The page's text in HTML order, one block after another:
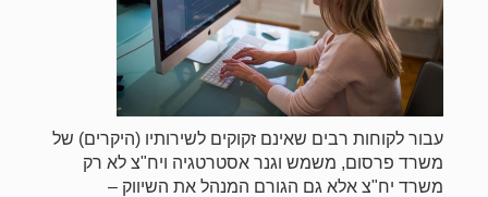
עבור לקוחות רבים שאינם זקוקים לשירותיו (היקרים) של
משרד פרסום, משמש וגנר אסטרטגיה ויח"צ לא רק
משרד יח"צ אלא גם הגורם המנהל את השיווק –